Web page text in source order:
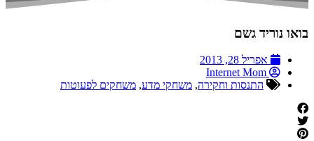
בואו נוריד גשם
אפריל 28, 2013
Internet Mom
התנסות וחקירה, משחקי מדע, משחקים לפעוטות